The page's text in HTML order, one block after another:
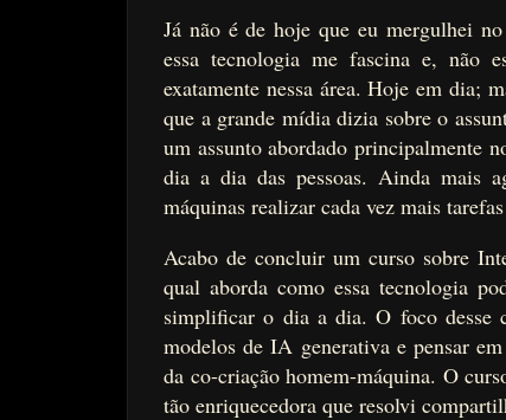
Já não é de hoje que eu mergulhei
essa tecnologia me fascina e, não
exatamente nessa área. Hoje em dia;
que a grande mídia dizia sobre o
um assunto abordado principalmente
dia a dia das pessoas. Ainda mais
máquinas realizar cada vez mais
Acabo de concluir um curso sobre
qual aborda como essa tecnologia
simplificar o dia a dia. O foco desse
modelos de IA generativa e pensar
da co-criação homem-máquina. O
tão enriquecedora que resolvi